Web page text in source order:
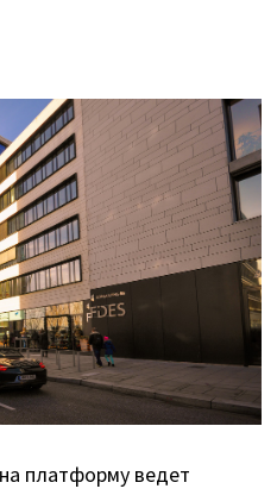
платформу ведет